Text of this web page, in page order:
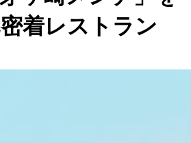
着レストラン